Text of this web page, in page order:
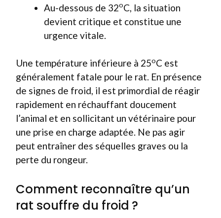
Au-dessous de 32oC, la situation
devient critique et constitue une
urgence vitale.
Une température inférieure à 25oC est
généralement fatale pour le rat. En présence
de signes de froid, il est primordial de réagir
rapidement en réchauffant doucement
l’animal et en sollicitant un vétérinaire pour
une prise en charge adaptée. Ne pas agir
peut entraîner des séquelles graves ou la
perte du rongeur.
Comment reconnaître qu’un
rat souffre du froid ?